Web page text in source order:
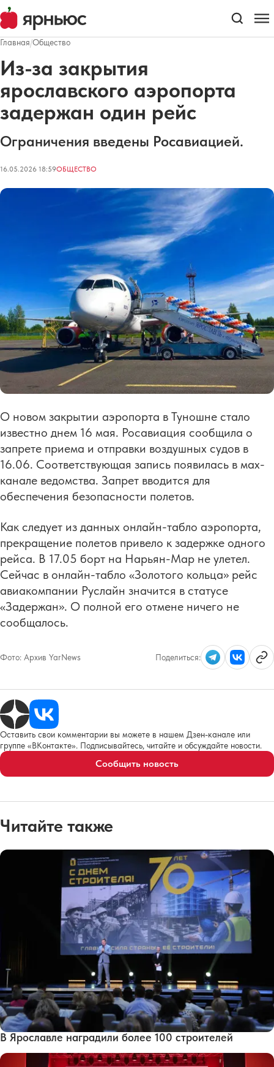
Главная/Общество
Из-за закрытия
ярославского аэропорта
задержан один рейс
Ограничения введены Росавиацией.
16.05.2026 18:59ОБЩЕСТВО
О новом закрытии аэропорта в Туношне стало
известно днем 16 мая. Росавиация сообщила о
запрете приема и отправки воздушных судов в
16.06. Соответствующая запись появилась в мах-
канале ведомства. Запрет вводится для
обеспечения безопасности полетов.
Как следует из данных онлайн-табло аэропорта,
прекращение полетов привело к задержке одного
рейса. В 17.05 борт на Нарьян-Мар не улетел.
Сейчас в онлайн-табло «Золотого кольца» рейс
авиакомпании Руслайн значится в статусе
«Задержан». О полной его отмене ничего не
сообщалось.
Фото: Архив YarNews Поделиться:
Оставить свои комментарии вы можете в нашем Дзен-канале или
группе «ВКонтакте». Подписывайтесь, читайте и обсуждайте новости.
Сообщить новость
Читайте также
В Ярославле наградили более 100 строителей